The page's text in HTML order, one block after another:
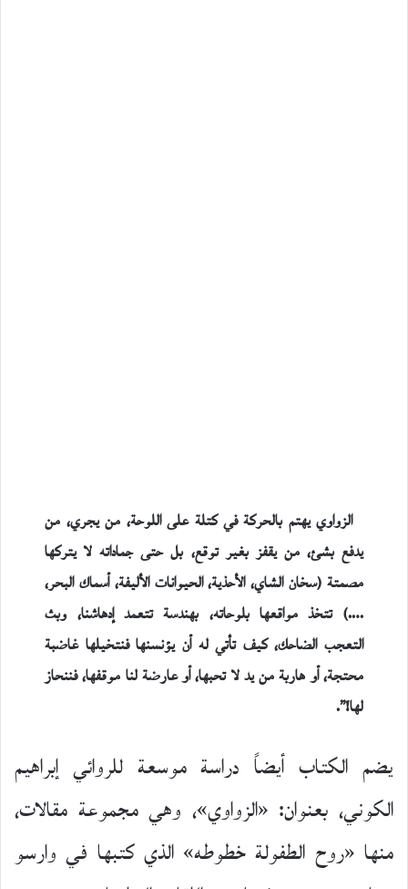
الزواوي يهتم بالحركة في كتلة على اللوحة، من يجري، من
يدفع بشئ، من يقفز بغير توقع، بل حتى جماداته لا يتركها
مصمتة (سخان الشاي، الأحذية، الحيوانات الأليفة، أسماك البحر،
….) تتخذ مواقعها بلوحاته، بهندسة تتعمد إدهاشنا، وبث
التعجب الضاحك، كيف تأتي له أن يؤنسنها فنتخيلها غاضبة
محتجة، أو هاربة من يد لا تحبها، أو عارضة لنا موقفها، فننحاز
لها!”.
يضم الكتاب أيضاً دراسة موسعة للروائي إبراهيم
الكوني، بعنوان: «الزواوي»، وهي مجموعة مقالات،
منها «روح الطفولة خطوطه» الذي كتبها في وارسو